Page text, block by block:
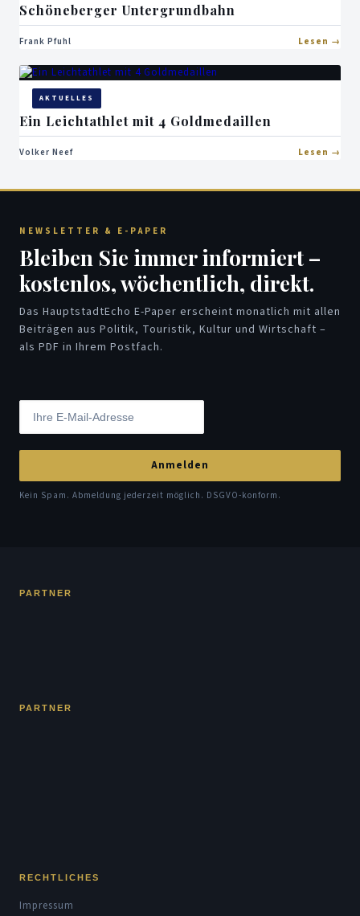
Schöneberger Untergrundbahn
Frank Pfuhl Lesen
AKTUELLES
Ein Leichtathlet mit 4 Goldmedaillen
Volker Neef Lesen
NEWSLETTER & E-PAPER
Bleiben Sie immer informiert –
kostenlos, wöchentlich, direkt.
Das HauptstadtEcho E-Paper erscheint monatlich mit allen
Beiträgen aus Politik, Touristik, Kultur und Wirtschaft –
als PDF in Ihrem Postfach.
Anmelden
Kein Spam. Abmeldung jederzeit möglich. DSGVO-konform.
PARTNER
PARTNER
RECHTLICHES
Impressum